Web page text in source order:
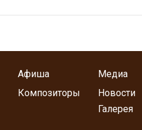
Афиша
Композиторы
Медиа
Новости
Галерея